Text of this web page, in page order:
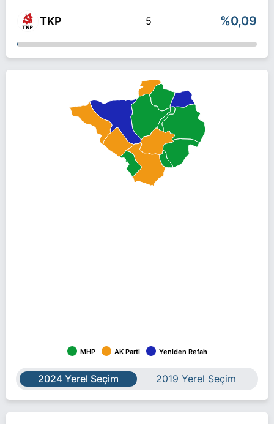
TKP 5 %0,09
MHP AK Parti Yeniden Refah
2024 Yerel Seçim 2019 Yerel Seçim